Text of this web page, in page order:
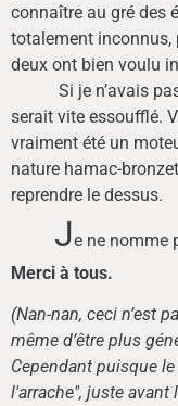
connaître au gré des
totalement inconnus,
deux ont bien voulu
Si je n’avais pas
serait vite essoufflé.
vraiment été un
nature hamac-
reprendre le dessus.
Je ne nomme
Merci à tous.
(Nan-nan, ceci n’est
même d’être plus
Cependant puisque
l'arrache", juste avant